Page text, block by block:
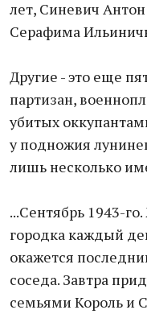
лет, Синевич
Серафима
Другие - это еще
партизан,
убитых
у подножия
лишь несколько
...Сентябрь 1943-
городка каждый
окажется
соседа. Завтра
семьями Король и